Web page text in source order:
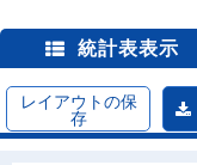
統計表表示
レイアウトの保
存